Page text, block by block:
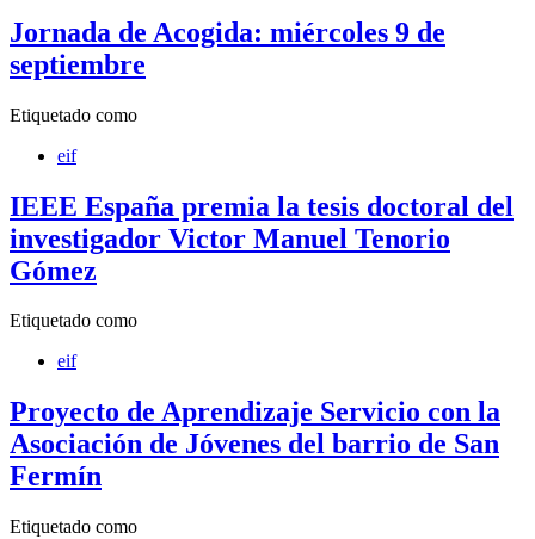
Jornada de Acogida: miércoles 9 de
septiembre
Etiquetado como
eif
IEEE España premia la tesis doctoral del
investigador Victor Manuel Tenorio
Gómez
Etiquetado como
eif
Proyecto de Aprendizaje Servicio con la
Asociación de Jóvenes del barrio de San
Fermín
Etiquetado como